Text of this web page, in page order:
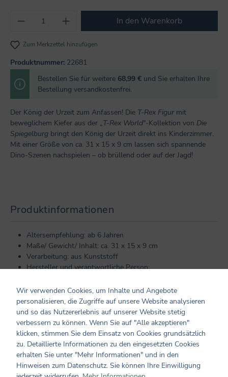
Produkt Anzahl: Gib den gewünschten
In den Warenkorb
Zum Merkzettel hinzufügen
Produktnummer: 22681
Bestellen Sie für weitere 68,99 € und Sie erhalten Ihre
Bestellung versandkostenfrei.
Der König der Urzeit zum Anfassen! Die T-Rex Figur mit
beweglichem Kiefer aus der „T-Rex World"-Kollektion von Die
Spiegelburg bringt den König der Urzeit direkt ins Kinderzimmer.
Mit einer Größe von ca. 31 x 15 x 9 cm lassen sich spannende
Dino-Szenen nachspielen – ob brüllend oder auf der Jagd!
Produktinformationen
Altersempfehlung: ab 6 Jahren
Maße/ Gewicht/ Inhalt: ca. 31 x 15 x 9 cm
Verarbeitung: aus Kunststoff
Hersteller und verantwortliche Person:
Hafenweg 30
48155 Münster
info@coppenrath.de
Hinweise
Warnhinweis: Achtung! Nicht für Kinder unter 36 Monaten
Wir verwenden Cookies, um Inhalte und Angebote
personalisieren, die Zugriffe auf unsere Website analysieren
und so das Nutzererlebnis auf unserer Website stetig
verbessern zu können. Wenn Sie auf "Alle akzeptieren"
klicken, stimmen Sie dem Einsatz von Cookies grundsätzlich
zu. Detaillierte Informationen zu den eingesetzten Cookies
erhalten Sie unter "Mehr Informationen" und in den
Hinweisen zum Datenschutz. Sie können Ihre Einwilligung